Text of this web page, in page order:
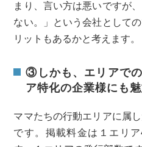
まり、言い方は悪いですが
ない。」という会社として
リットもあるかと考えます。
③しかも、エリアで
ア特化の企業様にも魅
ママたちの行動エリアに属
です。掲載料金は１エリ